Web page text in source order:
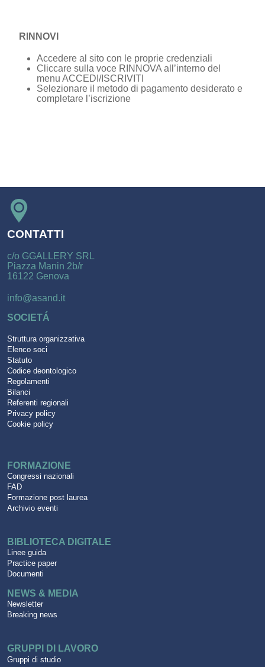
RINNOVI
Accedere al sito con le proprie credenziali
Cliccare sulla voce RINNOVA all’interno del
menu ACCEDI/ISCRIVITI
Selezionare il metodo di pagamento desiderato e
completare l’iscrizione
CONTATTI
c/o GGALLERY SRL
Piazza Manin 2b/r
16122 Genova
info@asand.it
SOCIETÁ
Struttura organizzativa
Elenco soci
Statuto
Codice deontologico
Regolamenti
Bilanci
Referenti regionali
Privacy policy
Cookie policy
FORMAZIONE
Congressi nazionali
FAD
Formazione post laurea
Archivio eventi
BIBLIOTECA DIGITALE
Linee guida
Practice paper
Documenti
NEWS & MEDIA
Newsletter
Breaking news
GRUPPI DI LAVORO
Gruppi di studio